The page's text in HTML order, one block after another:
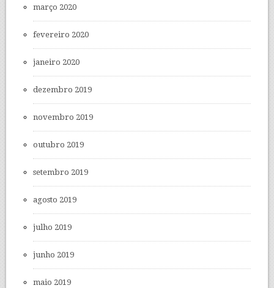
março 2020
fevereiro 2020
janeiro 2020
dezembro 2019
novembro 2019
outubro 2019
setembro 2019
agosto 2019
julho 2019
junho 2019
maio 2019